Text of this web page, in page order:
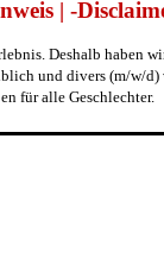
| -
Deshalb haben
und divers (m/w/
für alle Geschlechter.